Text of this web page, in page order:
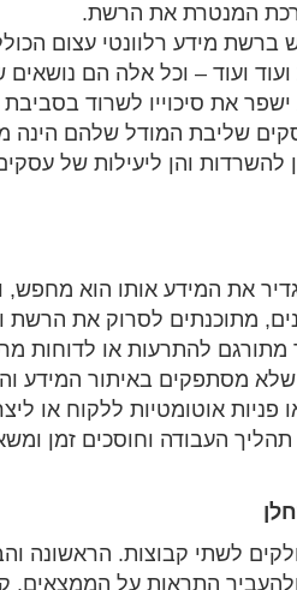
המנטרת את הרשת.
ברשת מידע רלוונטי עצום
ועוד – וכל אלה הם
את סיכוייו לשרוד
שליבת המודל שלהם הינה
להשרדות והן ליעילות של
את המידע אותו הוא מחפש,
מתוכנתים לסרוק את הרשת
להתרעות או לדוחות
שלא מסתפקים באיתור המידע
פניות אוטומטיות ללקוח או
העבודה וחוסכים זמן
לשתי קבוצות. הראשונה
התראות על הממצאים.